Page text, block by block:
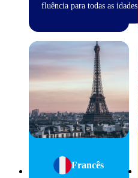
fluência para todas as idades.
Francês